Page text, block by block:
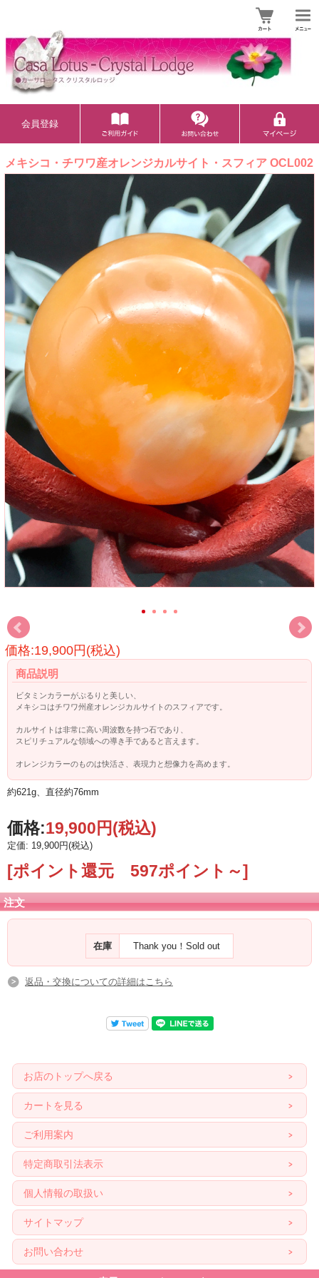
会員登録
メキシコ・チワワ産オレンジカルサイト・スフィア OCL002
価格:19,900円(税込)
商品説明
ビタミンカラーがぷるりと美しい、
メキシコはチワワ州産オレンジカルサイトのスフィアです。
カルサイトは非常に高い周波数を持つ石であり、
スピリチュアルな領域への導き手であると言えます。
オレンジカラーのものは快活さ、表現力と想像力を高めます。
約621g、直径約76mm
価格:19,900円(税込)
定価: 19,900円(税込)
[ポイント還元 597ポイント～]
注文
在庫 Thank you！Sold out
返品・交換についての詳細はこちら
お店のトップへ戻る
カートを見る
ご利用案内
特定商取引法表示
個人情報の取扱い
サイトマップ
お問い合わせ